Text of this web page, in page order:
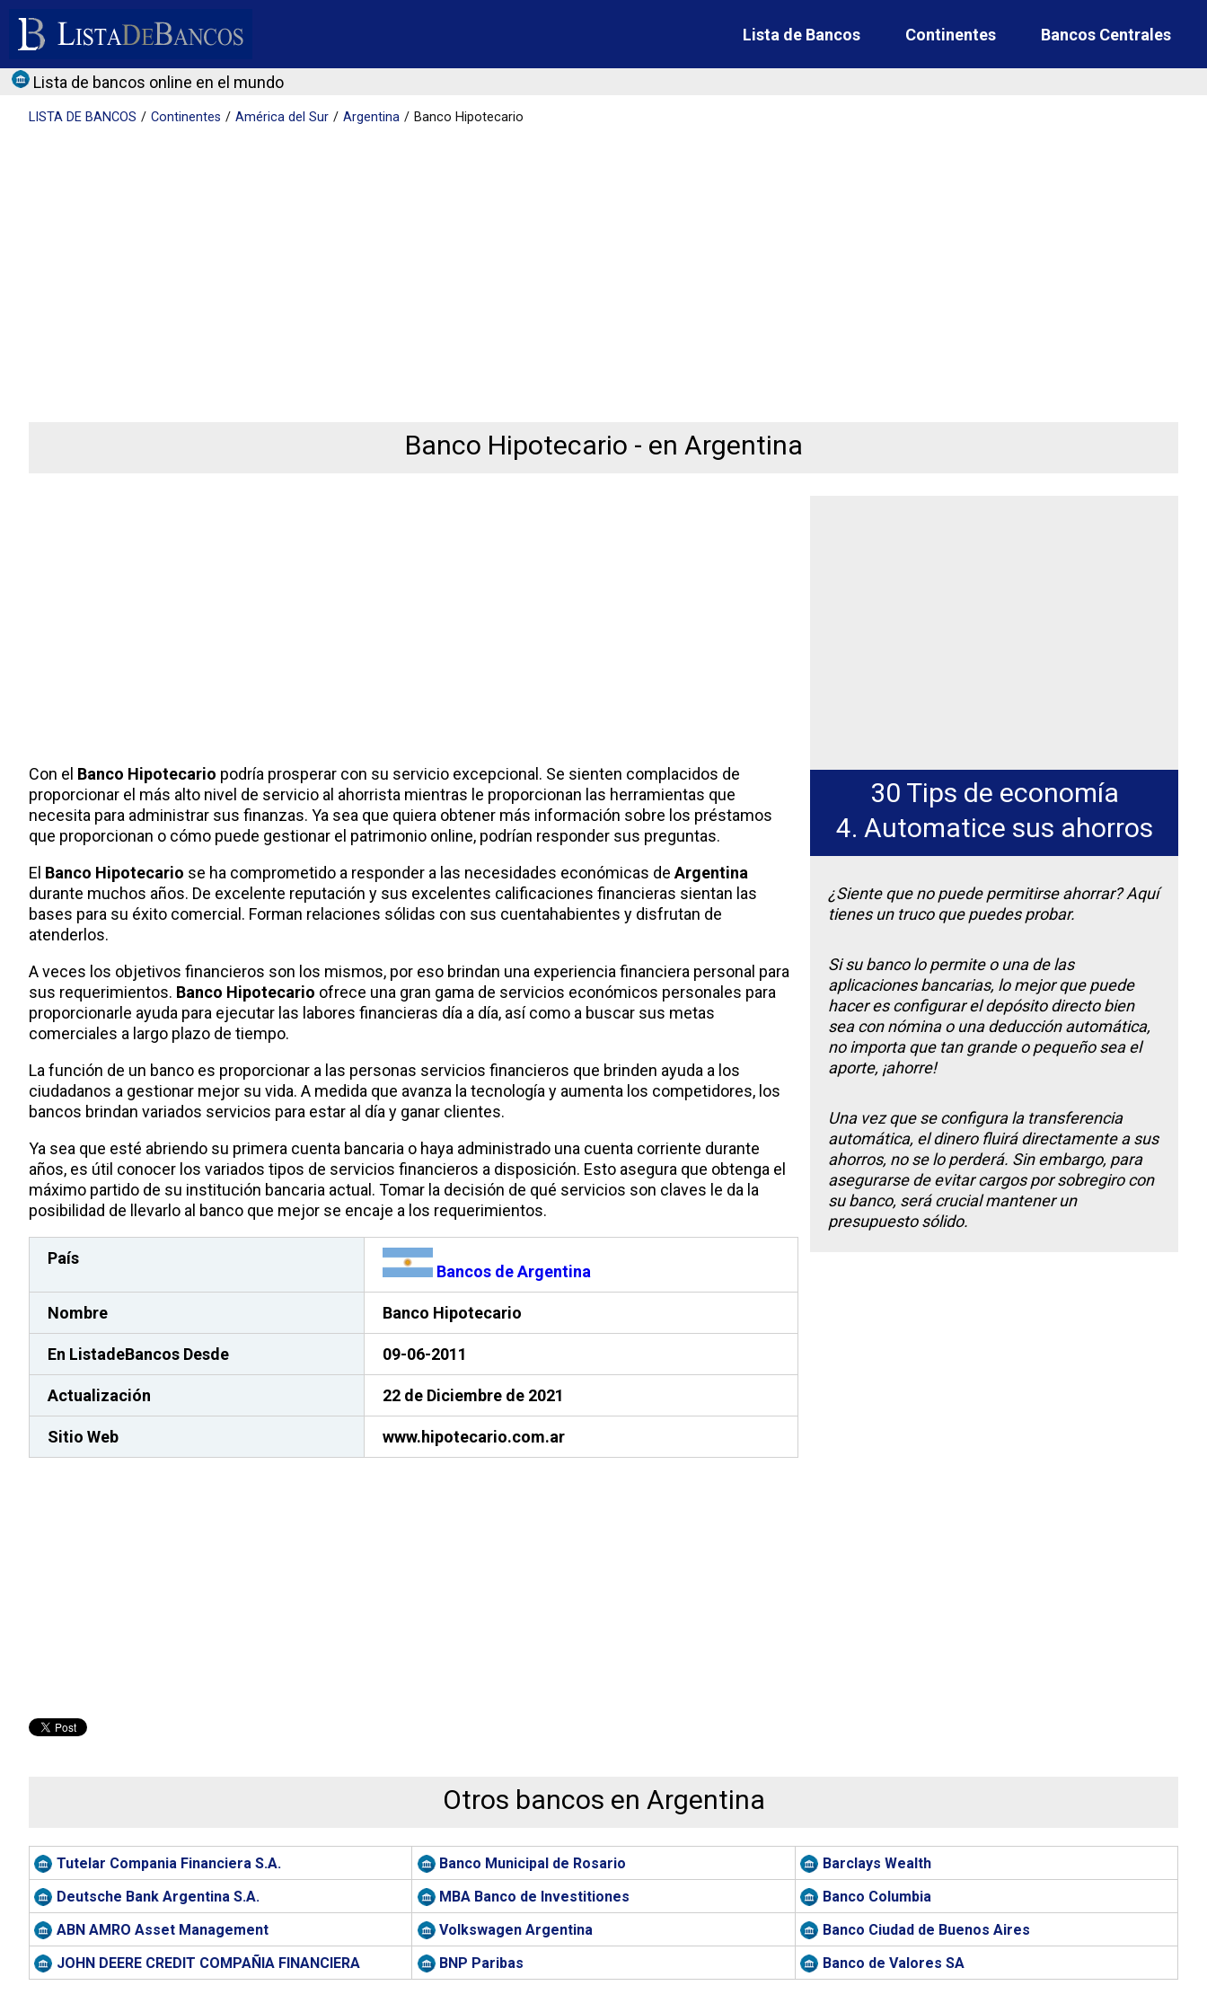
Lista de bancos online en el mundo
Lista de Bancos Continentes Bancos Centrales
LISTA DE BANCOS Continentes América del Sur Argentina Banco Hipotecario
Banco Hipotecario - en Argentina
Con el Banco Hipotecario podría prosperar con su servicio excepcional. Se sienten complacidos de
proporcionar el más alto nivel de servicio al ahorrista mientras le proporcionan las herramientas que
necesita para administrar sus finanzas. Ya sea que quiera obtener más información sobre los préstamos
que proporcionan o cómo puede gestionar el patrimonio online, podrían responder sus preguntas.
El Banco Hipotecario se ha comprometido a responder a las necesidades económicas de Argentina
durante muchos años. De excelente reputación y sus excelentes calificaciones financieras sientan las
bases para su éxito comercial. Forman relaciones sólidas con sus cuentahabientes y disfrutan de
atenderlos.
A veces los objetivos financieros son los mismos, por eso brindan una experiencia financiera personal para
sus requerimientos. Banco Hipotecario ofrece una gran gama de servicios económicos personales para
proporcionarle ayuda para ejecutar las labores financieras día a día, así como a buscar sus metas
comerciales a largo plazo de tiempo.
La función de un banco es proporcionar a las personas servicios financieros que brinden ayuda a los
ciudadanos a gestionar mejor su vida. A medida que avanza la tecnología y aumenta los competidores, los
bancos brindan variados servicios para estar al día y ganar clientes.
Ya sea que esté abriendo su primera cuenta bancaria o haya administrado una cuenta corriente durante
años, es útil conocer los variados tipos de servicios financieros a disposición. Esto asegura que obtenga el
máximo partido de su institución bancaria actual. Tomar la decisión de qué servicios son claves le da la
posibilidad de llevarlo al banco que mejor se encaje a los requerimientos.
País
Bancos de Argentina
Nombre Banco Hipotecario
En ListadeBancos Desde 09-06-2011
Actualización 22 de Diciembre de 2021
Sitio Web www.hipotecario.com.ar
30 Tips de economía
4. Automatice sus ahorros
¿Siente que no puede permitirse ahorrar? Aquí
tienes un truco que puedes probar.
Si su banco lo permite o una de las
aplicaciones bancarias, lo mejor que puede
hacer es configurar el depósito directo bien
sea con nómina o una deducción automática,
no importa que tan grande o pequeño sea el
aporte, ¡ahorre!
Una vez que se configura la transferencia
automática, el dinero fluirá directamente a sus
ahorros, no se lo perderá. Sin embargo, para
asegurarse de evitar cargos por sobregiro con
su banco, será crucial mantener un
presupuesto sólido.
Otros bancos en Argentina
Tutelar Compania Financiera S.A. Banco Municipal de Rosario
Barclays Wealth
Deutsche Bank Argentina S.A.
MBA Banco de Investitiones
Banco Columbia
ABN AMRO Asset Management
Volkswagen Argentina
Banco Ciudad de Buenos Aires
JOHN DEERE CREDIT COMPAÑIA FINANCIERA
BNP Paribas Banco de Valores SA